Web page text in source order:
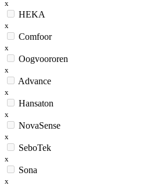
x
HEKA
x
Comfoor
x
Oogvoororen
x
Advance
x
Hansaton
x
NovaSense
x
SeboTek
x
Sona
x